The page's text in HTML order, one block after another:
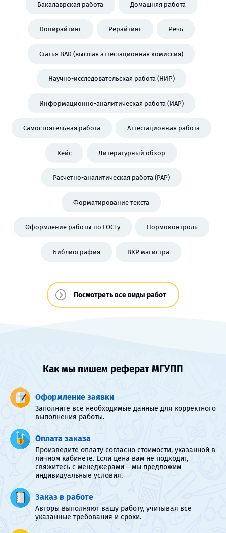
Бакалаврская работа Домашняя работа
Копирайтинг Рерайтинг Речь
Статья ВАК (высшая аттестационная комиссия)
Научно-исследовательская работа (НИР)
Информационно-аналитическая работа (ИАР)
Самостоятельная работа Аттестационная работа
Кейс Литературный обзор
Расчётно-аналитическая работа (РАР)
Форматирование текста
Оформление работы по ГОСТу Нормоконтроль
Библиография ВКР магистра
Посмотреть все виды работ
Как мы пишем реферат МГУПП
Оформление заявки
Заполните все необходимые данные для корректного
выполнения работы.
Оплата заказа
Произведите оплату согласно стоимости, указанной в
личном кабинете. Если цена вам не подходит,
свяжитесь с менеджерами – мы предложим
индивидуальные условия.
Заказ в работе
Авторы выполняют вашу работу, учитывая все
указанные требования и сроки.